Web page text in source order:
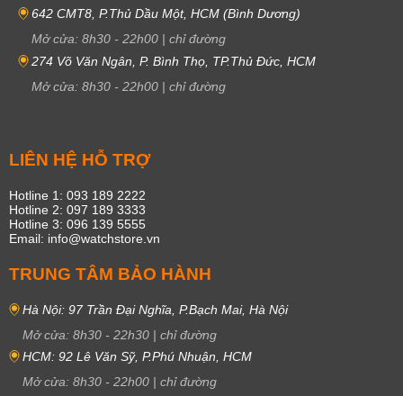
642 CMT8, P.Thủ Dầu Một, HCM (Bình Dương)
Mở cửa: 8h30 - 22h00 | chỉ đường
274 Võ Văn Ngân, P. Bình Thọ, TP.Thủ Đức, HCM
Mở cửa: 8h30 - 22h00 | chỉ đường
LIÊN HỆ HỖ TRỢ
Hotline 1: 093 189 2222
Hotline 2: 097 189 3333
Hotline 3: 096 139 5555
Email: info@watchstore.vn
TRUNG TÂM BẢO HÀNH
Hà Nội: 97 Trần Đại Nghĩa, P.Bạch Mai, Hà Nội
Mở cửa: 8h30 - 22h30 | chỉ đường
HCM: 92 Lê Văn Sỹ, P.Phú Nhuận, HCM
Mở cửa: 8h30 - 22h00 | chỉ đường